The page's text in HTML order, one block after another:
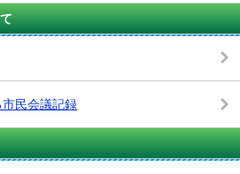
市民会議記録